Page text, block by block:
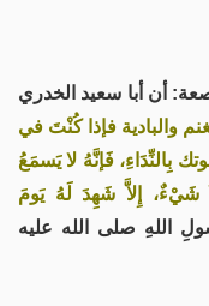
أن أبا سعيد الخدري
والبادية فإذا كُنْتَ في
بِالنِّدَاءِ، فَإنَّهُ لا يَسمَعُ
إِلاَّ شَهِدَ لَهُ يَومَ
اللهِ صلى الله عليه